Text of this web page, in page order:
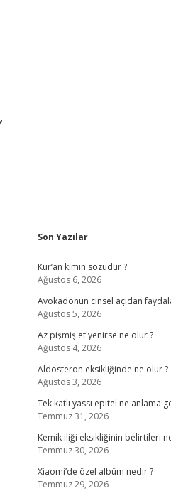
Sidebar
Son Yazılar
Kur’an kimin sözüdür ?
Ağustos 6, 2026
Avokadonun cinsel açıdan
Ağustos 5, 2026
Az pişmiş et yenirse ne olur ?
Ağustos 4, 2026
Aldosteron eksikliğinde ne olur ?
Ağustos 3, 2026
Tek katlı yassı epitel ne anlama
Temmuz 31, 2026
Kemik iliği eksikliğinin belirtileri
Temmuz 30, 2026
Xiaomi’de özel albüm nedir ?
Temmuz 29, 2026